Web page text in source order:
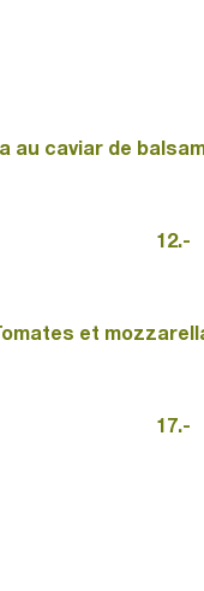
au caviar de
12.-
et
17.-